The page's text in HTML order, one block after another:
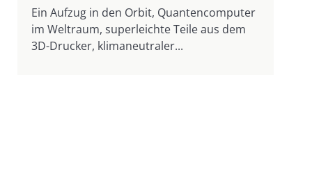
Ein Aufzug in den Orbit, Quantencomputer
im Weltraum, superleichte Teile aus dem
3D-Drucker, klimaneutraler...